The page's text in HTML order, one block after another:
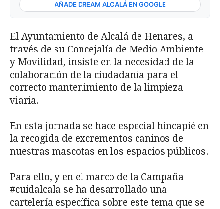
AÑADE DREAM ALCALÁ EN GOOGLE
El Ayuntamiento de Alcalá de Henares, a
través de su Concejalía de Medio Ambiente
y Movilidad, insiste en la necesidad de la
colaboración de la ciudadanía para el
correcto mantenimiento de la limpieza
viaria.
En esta jornada se hace especial hincapié en
la recogida de excrementos caninos de
nuestras mascotas en los espacios públicos.
Para ello, y en el marco de la Campaña
#cuidalcala se ha desarrollado una
cartelería específica sobre este tema que se